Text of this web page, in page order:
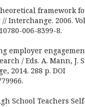
framework
Interchange. 2006.
006-8399-8.
employer
/ Eds. A. Mann, J.
2014. 288 p. DOI
School Teachers